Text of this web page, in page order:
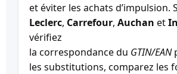
et éviter les achats d’impulsion.
Leclerc, Carrefour, Auchan et
vérifiez
la correspondance du GTIN/EAN
les substitutions, comparez les